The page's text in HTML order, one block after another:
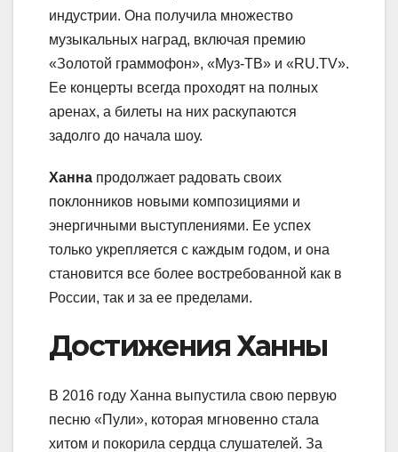
индустрии. Она получила множество
музыкальных наград, включая премию
«Золотой граммофон», «Муз-ТВ» и «RU.TV».
Ее концерты всегда проходят на полных
аренах, а билеты на них раскупаются
задолго до начала шоу.
Ханна продолжает радовать своих
поклонников новыми композициями и
энергичными выступлениями. Ее успех
только укрепляется с каждым годом, и она
становится все более востребованной как в
России, так и за ее пределами.
Достижения Ханны
В 2016 году Ханна выпустила свою первую
песню «Пули», которая мгновенно стала
хитом и покорила сердца слушателей. За